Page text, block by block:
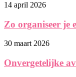
14 april 2026
Zo organiseer je
30 maart 2026
Onvergetelijke